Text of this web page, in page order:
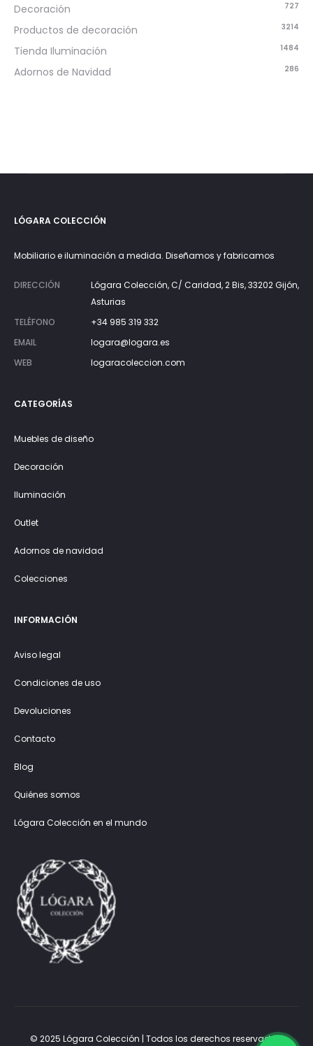
Decoración 727
Productos de decoración 3214
Tienda Iluminación 1484
Adornos de Navidad 286
LÓGARA COLECCIÓN
Mobiliario e iluminación a medida. Diseñamos y fabricamos
DIRECCIÓN
Lógara Colección, C/ Caridad, 2 Bis, 33202 Gijón,
Asturias
TELÉFONO
+34 985 319 332
EMAIL
logara@logara.es
WEB
logaracoleccion.com
CATEGORÍAS
Muebles de diseño
Decoración
Iluminación
Outlet
Adornos de navidad
Colecciones
INFORMACIÓN
Aviso legal
Condiciones de uso
Devoluciones
Contacto
Blog
Quiénes somos
Lógara Colección en el mundo
© 2025 Lógara Colección | Todos los derechos reservados.